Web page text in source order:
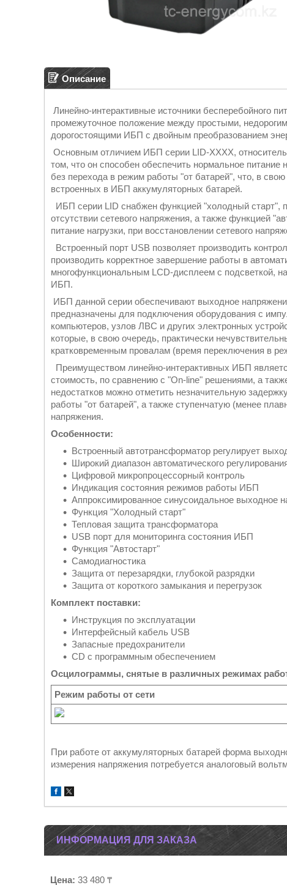
Описание
Линейно-интерактивные источники бесперебойного
промежуточное положение между простыми,
дорогостоящими ИБП с двойным преобразованием
Основным отличием ИБП серии LID-XXXX,
том, что он способен обеспечить нормальное питание
без перехода в режим работы "от батарей", что, в
встроенных в ИБП аккумуляторных батарей.
ИБП серии LID снабжен функцией "холодный
отсутствии сетевого напряжения, а также функцией
питание нагрузки, при восстановлении сетевого
Встроенный порт USB позволяет производить
производить корректное завершение работы в
многофункциональным LCD-дисплеем с подсветкой,
ИБП.
ИБП данной серии обеспечивают выходное
предназначены для подключения оборудования с
компьютеров, узлов ЛВС и других электронных
которые, в свою очередь, практически
кратковременным провалам (время переключения в
Преимуществом линейно-интерактивных ИБП
стоимость, по сравнению с "On-line" решениями, а
недостатков можно отметить незначительную
работы "от батарей", а также ступенчатую (менее
напряжения.
Особенности:
Встроенный автотрансформатор регулирует
Широкий диапазон автоматического
Цифровой микропроцессорный контроль
Индикация состояния режимов работы ИБП
Аппроксимированное синусоидальное выходное
Функция "Холодный старт"
Тепловая защита трансформатора
USB порт для мониторинга состояния ИБП
Функция "Автостарт"
Самодиагностика
Защита от перезарядки, глубокой разрядки
Защита от короткого замыкания и перегрузок
Комплект поставки:
Инструкция по эксплуатации
Интерфейсный кабель USB
Запасные предохранители
CD с программным обеспечением
Осцилограммы, снятые в различных режимах
Режим работы от сети
При работе от аккумуляторных батарей форма
измерения напряжения потребуется аналоговый
ИНФОРМАЦИЯ ДЛЯ ЗАКАЗА
Цена: 33 480 ₸